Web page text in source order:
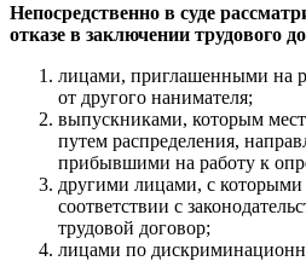
Непосредственно в суде
отказе в заключении трудового
лицами, приглашенными на
от другого нанимателя;
выпускниками, которым
путем распределения,
прибывшими на работу к
другими лицами, с которыми
соответствии с
трудовой договор;
лицами по